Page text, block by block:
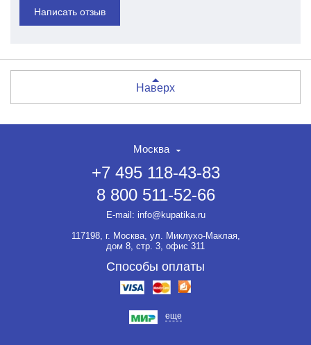
Написать отзыв
Наверх
Москва
+7 495 118-43-83
8 800 511-52-66
E-mail: info@kupatika.ru
117198, г. Москва, ул. Миклухо-Маклая,
дом 8, стр. 3, офис 311
Способы оплаты
еще